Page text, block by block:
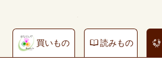
買いもの 読みもの